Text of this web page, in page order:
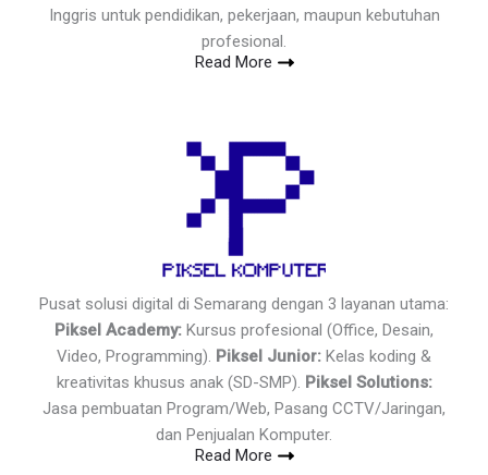
Inggris untuk pendidikan, pekerjaan, maupun kebutuhan
profesional.
Read More
Pusat solusi digital di Semarang dengan 3 layanan utama:
Piksel Academy: Kursus profesional (Office, Desain,
Video, Programming). Piksel Junior: Kelas koding &
kreativitas khusus anak (SD-SMP). Piksel Solutions:
Jasa pembuatan Program/Web, Pasang CCTV/Jaringan,
dan Penjualan Komputer.
Read More